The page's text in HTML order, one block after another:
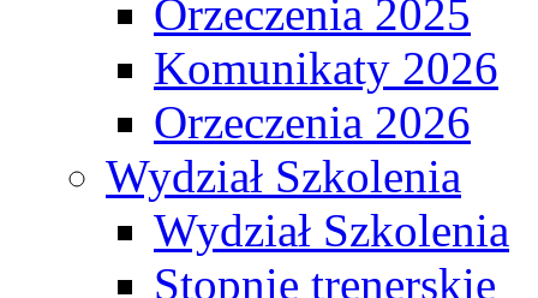
Orzeczenia 2025
Komunikaty 2026
Orzeczenia 2026
Wydział Szkolenia
Wydział Szkolenia
Stopnie trenerskie